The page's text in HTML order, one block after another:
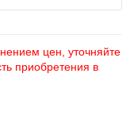
цен, уточняйте
приобретения в